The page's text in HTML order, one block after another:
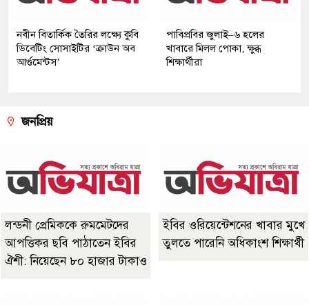
নবীন বিতার্কিক তৈরির লক্ষ্যে কুবি
ডিবেটিং সোসাইটির ‘ক্রাউন অব
আর্গুমেন্টস’
পাবিপ্রবির জুলাই–৬ হলের
খাবারে মিলল পোকা, ক্ষুব্ধ
শিক্ষার্থীরা
জনপ্রিয়
লন্ডনী প্রেমিককে রুমমেটদের
আপত্তিকর ছবি পাঠাতেন ইবির
ঐশী: নিয়েছেন ৮০ হাজার টাকাও
ইবির ওরিয়েন্টেশনের খাবার মুখে
তুলতে পারেনি অধিকাংশ শিক্ষার্থী